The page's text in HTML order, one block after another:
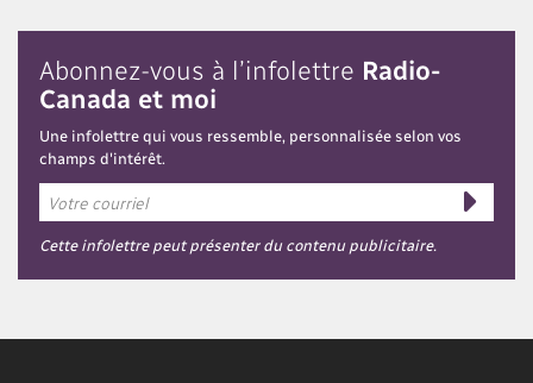
Abonnez-vous à l’infolettre Radio-
Canada et moi
Une infolettre qui vous ressemble, personnalisée selon vos
champs d'intérêt.
Cette infolettre peut présenter du contenu publicitaire.